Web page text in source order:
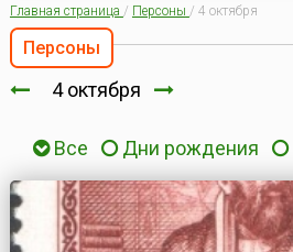
Главная страница / Персоны / 4 октября
Персоны
4 октября
Все Дни рождения